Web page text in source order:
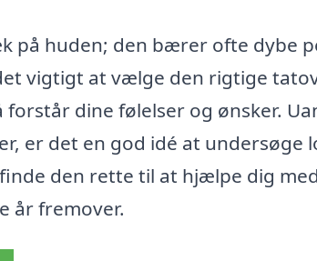
på huden; den bærer ofte dybe
vigtigt at vælge den rigtige
dine følelser og ønsker.
er det en god idé at undersøge
den rette til at hjælpe dig
år fremover.